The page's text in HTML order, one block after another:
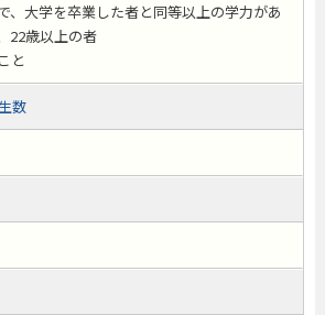
、大学を卒業した者と同等以上の学力があ
22歳以上の者
と
数